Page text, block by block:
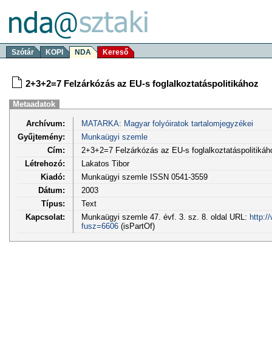
Szótár KOPI NDA Kereső
2+3+2=7 Felzárkózás az EU-s foglalkoztatáspolitikához
Metaadatok
Archívum:
MATARKA: Magyar folyóiratok tartalomjegyzékei
Gyűjtemény:
Munkaügyi szemle
Cím:
2+3+2=7 Felzárkózás az EU-s
Létrehozó:
Lakatos Tibor
Kiadó:
Munkaügyi szemle ISSN 0541-3559
Dátum:
2003
Típus:
Text
Kapcsolat:
Munkaügyi szemle 47. évf. 3. sz. 8. oldal URL:
fusz=6606(isPartOf)